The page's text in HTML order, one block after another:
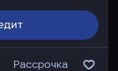
Рассрочка